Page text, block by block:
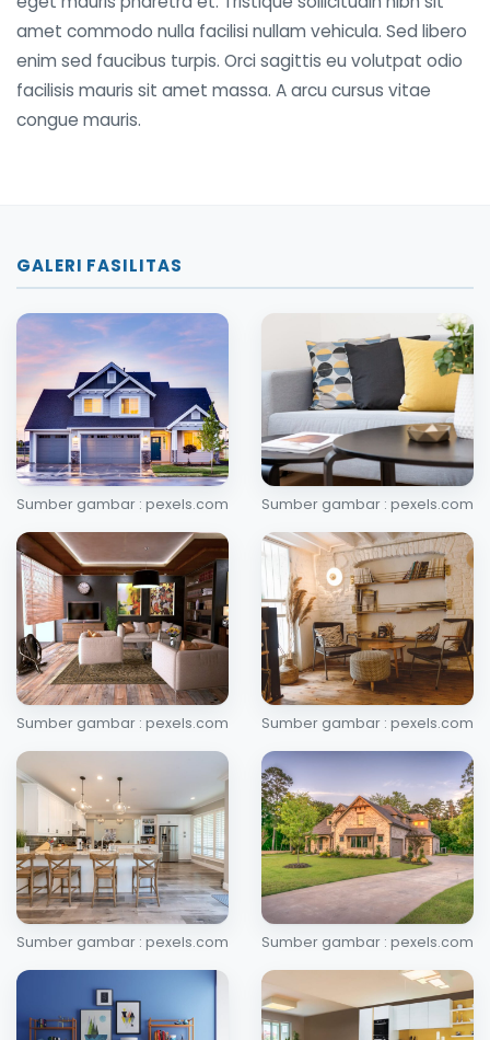
amet commodo nulla facilisi nullam vehicula. Sed libero
enim sed faucibus turpis. Orci sagittis eu volutpat odio
facilisis mauris sit amet massa. A arcu cursus vitae
congue mauris.
GALERI FASILITAS
Sumber gambar : pexels.com Sumber gambar : pexels.com
Sumber gambar : pexels.com Sumber gambar : pexels.com
Sumber gambar : pexels.com Sumber gambar : pexels.com